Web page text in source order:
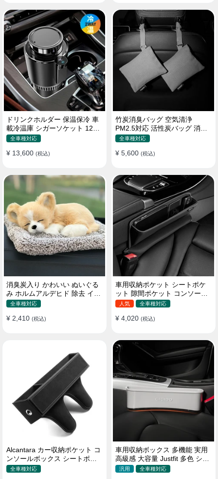
ドリンクホルダー 保温保冷 車
載冷温庫 シガーソケット 12V
車用 車中泊
全車種対応
¥ 13,600 (税込)
竹炭消臭バッグ 空気清浄
PM2.5対応 活性炭バッグ 消臭
車用 デオドラント 繰り返し使
全車種対応
¥ 5,600 (税込)
消臭炭入り かわいい ぬいぐる
み ホルムアルデヒド 除去 イン
テリア 贈り物
全車種対応
¥ 2,410 (税込)
車用収納ポケット シートポケ
ット 隙間ポケット コンソール
ボックス カー用品
人気 全車種対応
¥ 4,020 (税込)
Alcantara カー収納ポケット コ
ンソールボックス シートポケ
ット 隙間ポケットセット
全車種対応
車用収納ボックス 多機能 実用
高級感 大容量 Justfit 多色 シー
トポケット ギャップ 隙間収納
汎用 全車種対応